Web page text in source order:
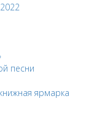
песни
ярмарка